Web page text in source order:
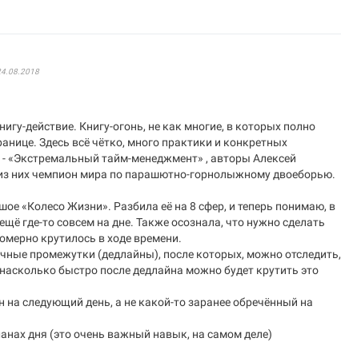
действие. Книгу-огонь, не как многие, в которых полно
Здесь всё чётко, много практики и конкретных
«Экстремальный тайм-менеджмент» , авторы Алексей
них чемпион мира по парашютно-горнолыжному двоеборью.
«Колесо Жизни». Разбила её на 8 сфер, и теперь понимаю, в
где-то совсем на дне. Также осознала, что нужно сделать
крутилось в ходе времени.
промежутки (дедлайны), после которых, можно отследить,
быстро после дедлайна можно будет крутить это
следующий день, а не какой-то заранее обречённый на
дня (это очень важный навык, на самом деле)